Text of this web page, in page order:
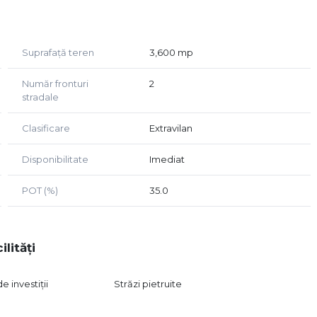
proprietății în cel mai scurt timp.
+ trotuare), conform reglementărilor urbanistice.
Suprafață teren 3,600 mp
Număr fronturi
stradale
2
Clasificare Extravilan
Disponibilitate Imediat
POT (%) 35.0
investiții Străzi pietruite